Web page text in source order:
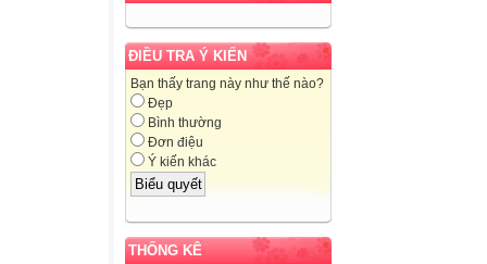
ĐIỀU TRA Ý KIẾN
Bạn thấy trang này như thế nào?
Đẹp
Bình thường
Đơn điệu
Ý kiến khác
THỐNG KÊ